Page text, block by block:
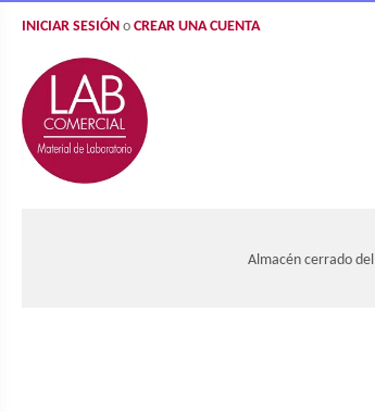
INICIAR SESIÓN o CREAR UNA CUENTA
Almacén cerrado del